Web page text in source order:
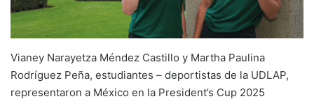
Vianey Narayetza Méndez Castillo y Martha Paulina
Rodríguez Peña, estudiantes – deportistas de la UDLAP,
representaron a México en la President’s Cup 2025